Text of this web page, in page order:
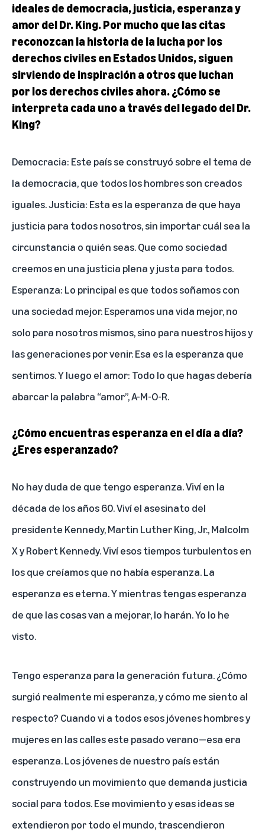
ideales de democracia, justicia, esperanza y
amor del Dr. King. Por mucho que las citas
reconozcan la historia de la lucha por los
derechos civiles en Estados Unidos, siguen
sirviendo de inspiración a otros que luchan
por los derechos civiles ahora. ¿Cómo se
interpreta cada uno a través del legado del Dr.
King?
Democracia: Este país se construyó sobre el tema de
la democracia, que todos los hombres son creados
iguales. Justicia: Esta es la esperanza de que haya
justicia para todos nosotros, sin importar cuál sea la
circunstancia o quién seas. Que como sociedad
creemos en una justicia plena y justa para todos.
Esperanza: Lo principal es que todos soñamos con
una sociedad mejor. Esperamos una vida mejor, no
solo para nosotros mismos, sino para nuestros hijos y
las generaciones por venir. Esa es la esperanza que
sentimos. Y luego el amor: Todo lo que hagas debería
abarcar la palabra “amor”, A-M-O-R.
¿Cómo encuentras esperanza en el día a día?
¿Eres esperanzado?
No hay duda de que tengo esperanza. Viví en la
década de los años 60. Viví el asesinato del
presidente Kennedy, Martin Luther King, Jr., Malcolm
X y Robert Kennedy. Viví esos tiempos turbulentos en
los que creíamos que no había esperanza. La
esperanza es eterna. Y mientras tengas esperanza
de que las cosas van a mejorar, lo harán. Yo lo he
visto.
Tengo esperanza para la generación futura. ¿Cómo
surgió realmente mi esperanza, y cómo me siento al
respecto? Cuando vi a todos esos jóvenes hombres y
mujeres en las calles este pasado verano—esa era
esperanza. Los jóvenes de nuestro país están
construyendo un movimiento que demanda justicia
social para todos. Ese movimiento y esas ideas se
extendieron por todo el mundo, trascendieron